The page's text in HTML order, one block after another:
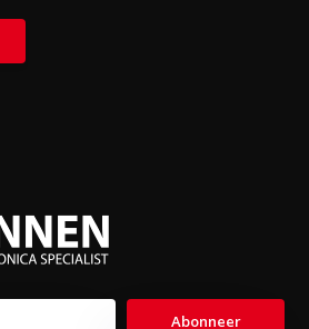
Abonneer